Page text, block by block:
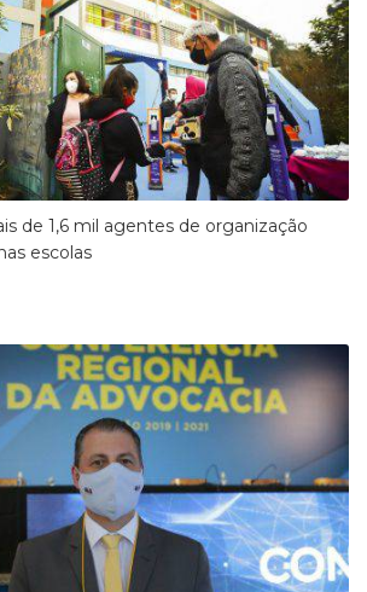
de 1,6 mil agentes de organização
escolas